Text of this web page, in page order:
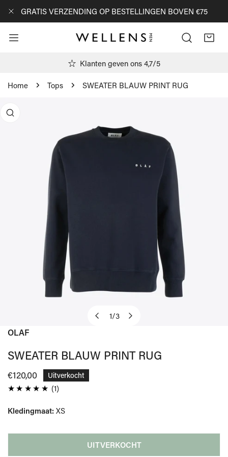
NAAR ARTIKEL
GRATIS VERZENDING OP BESTELLINGEN BOVEN €75
Klanten geven ons 4,7/5
Home Tops SWEATER BLAUW PRINT RUG
1/3
OLAF
SWEATER BLAUW PRINT RUG
Normale
prijs
€120,00 Uitverkocht
(1)1
aantal
Kledingmaat: XS
UITVERKOCHT